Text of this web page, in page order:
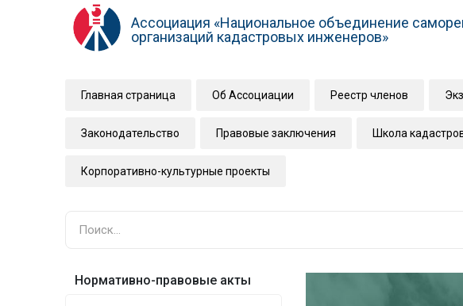
Ассоциация «Национальное объединение
организаций кадастровых инженеров»
Главная страница Об Ассоциации Реестр членов
Законодательство Правовые заключения Школа
Корпоративно-культурные проекты
Нормативно-правовые акты